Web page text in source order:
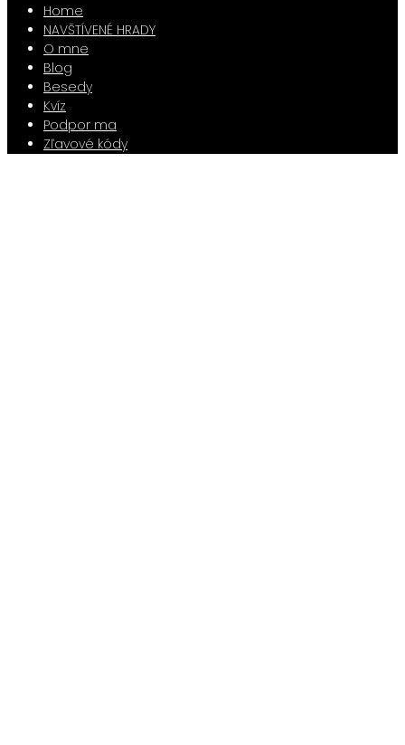
Home
NAVŠTÍVENÉ HRADY
O mne
Blog
Besedy
Kvíz
Podpor ma
Zľavové kódy